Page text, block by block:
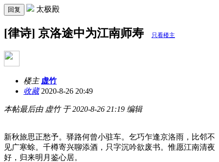
回复 太极殿
[律诗] 京洛途中为江南师寿 只看楼主
楼主 虚竹
收藏2020-8-26 20:49
本帖最后由 虚竹 于 2020-8-26 21:19 编辑
新秋旅思正愁予。驿路何曾小驻车。乞巧乍逢京洛雨，比邻不
见广寒蜍。千樽寄兴聊添酒，只字沉吟欲废书。惟愿江南清夜
好，归来明月鉴心居。